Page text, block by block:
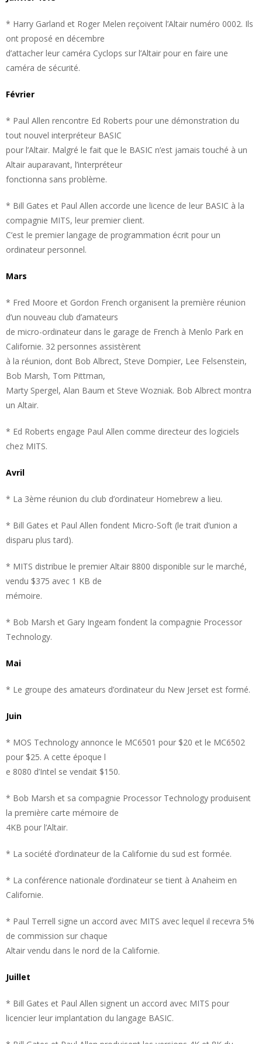
* Harry Garland et Roger Melen reçoivent l’Altair numéro 0002. Ils
ont proposé en décembre
d’attacher leur caméra Cyclops sur l’Altair pour en faire une
caméra de sécurité.
Février
* Paul Allen rencontre Ed Roberts pour une démonstration du
tout nouvel interpréteur BASIC
pour l’Altair. Malgré le fait que le BASIC n’est jamais touché à un
Altair auparavant, l’interpréteur
fonctionna sans problème.
* Bill Gates et Paul Allen accorde une licence de leur BASIC à la
compagnie MITS, leur premier client.
C’est le premier langage de programmation écrit pour un
ordinateur personnel.
Mars
* Fred Moore et Gordon French organisent la première réunion
d’un nouveau club d’amateurs
de micro-ordinateur dans le garage de French à Menlo Park en
Californie. 32 personnes assistèrent
à la réunion, dont Bob Albrect, Steve Dompier, Lee Felsenstein,
Bob Marsh, Tom Pittman,
Marty Spergel, Alan Baum et Steve Wozniak. Bob Albrect montra
un Altair.
* Ed Roberts engage Paul Allen comme directeur des logiciels
chez MITS.
Avril
* La 3ème réunion du club d’ordinateur Homebrew a lieu.
* Bill Gates et Paul Allen fondent Micro-Soft (le trait d’union a
disparu plus tard).
* MITS distribue le premier Altair 8800 disponible sur le marché,
vendu $375 avec 1 KB de
mémoire.
* Bob Marsh et Gary Ingeam fondent la compagnie Processor
Technology.
Mai
* Le groupe des amateurs d’ordinateur du New Jerset est formé.
Juin
* MOS Technology annonce le MC6501 pour $20 et le MC6502
pour $25. A cette époque l
e 8080 d’Intel se vendait $150.
* Bob Marsh et sa compagnie Processor Technology produisent
la première carte mémoire de
4KB pour l’Altair.
* La société d’ordinateur de la Californie du sud est formée.
* La conférence nationale d’ordinateur se tient à Anaheim en
Californie.
* Paul Terrell signe un accord avec MITS avec lequel il recevra 5%
de commission sur chaque
Altair vendu dans le nord de la Californie.
Juillet
* Bill Gates et Paul Allen signent un accord avec MITS pour
licencier leur implantation du langage BASIC.